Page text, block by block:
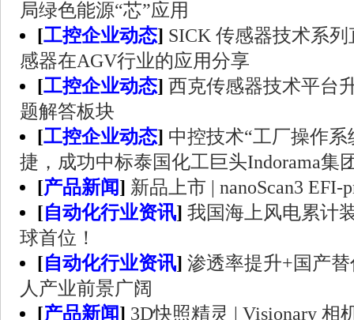
局绿色能源“芯”应用
[工控企业动态] SICK 传感器技术系
感器在AGV行业的应用分享
[工控企业动态] 西克传感器技术平台
题解答板块
[工控企业动态] 中控技术“工厂操作系
捷，成功中标泰国化工巨头Indorama集
[产品新闻] 新品上市 | nanoScan3 EFI-
[自动化行业资讯] 我国海上风电累计
球首位！
[自动化行业资讯] 渗透率提升+国产
人产业前景广阔
[产品新闻] 3D快照精灵 | Visionary 相